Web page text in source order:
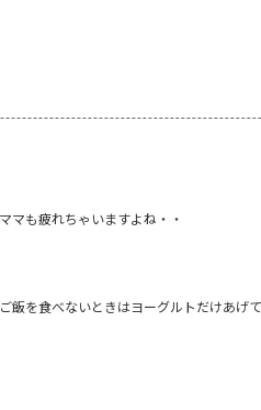
マも疲れちゃいますよね・・
を食べないときはヨーグルトだけあげて